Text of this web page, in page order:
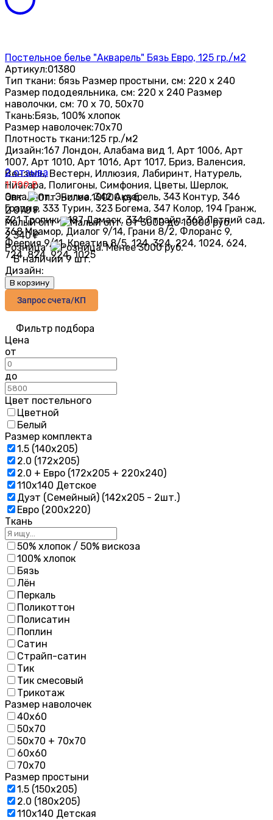
Постельное белье "Акварель" Бязь Евро, 125 гр./м2
Артикул:01380
Тип ткани: бязь Размер простыни, см: 220 х 240
Размер пододеяльника, см: 220 х 240 Размер
наволочки, см: 70 х 70, 50х70
Ткань:Бязь, 100% хлопок
Размер наволочек:70х70
Плотность ткани:125 гр./м2
Дизайн:167 Лондон, Алабама вид 1, Арт 1006, Арт
1007, Арт 1010, Арт 1016, Арт 1017, Бриз, Валенсия,
Вензель, Вестерн, Иллюзия, Лабиринт, Натурель,
Ниагара, Полигоны, Симфония, Цветы, Шерлок,
Эвкалипт, Энигма, 342 Акварель, 343 Контур, 346
Грация, 333 Турин, 323 Богема, 347 Колор, 194 Гранж,
321 Тропики, 187 Дамаск, 334 Страйп, 362 Летний сад,
368 Мрамор, Диалог 9/14, Грани 8/2, Флоранс 9,
Феерия 9/11, Креатив 8/5, 124, 324, 224, 1024, 624,
724, 824, 924, 1025
2 отзыва
1 799₽
Опт
2 070₽
Малый опт
2 340₽
Розница
В наличии 9 шт.
Дизайн:
В корзину
Запрос счета/КП
Фильтр подбора
Цена
от
до
Цвет постельного
Цветной
Белый
Размер комплекта
1.5 (140х205)
2.0 (172х205)
2.0 + Евро (172х205 + 220х240)
110х140 Детское
Дуэт (Семейный) (142х205 - 2шт.)
Евро (200х220)
Ткань
50% хлопок / 50% вискоза
100% хлопок
Бязь
Лён
Перкаль
Поликоттон
Полисатин
Поплин
Сатин
Страйп-сатин
Тик
Тик смесовый
Трикотаж
Размер наволочек
40х60
50х70
50х70 + 70х70
60х60
70х70
Размер простыни
1.5 (150х205)
2.0 (180х205)
110х140 Детская